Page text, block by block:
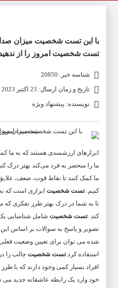
با این تست شخصیت میزان
تست شخصیت امروز را از
شناسه خبر: 20850
تاریخ و زمان ارسال: 23 اکتبر 2023 ساعت 10:55
نویسنده: پیشنهاد ویژه
ابزارهای ارزشمندی هستند که به ما
ما را منحصر به فرد می‌کند بهتر درک
ما کمک کنند تا نقاط قوت، ضعف،
کنیم. تست شخصیت ابزاری است
تا به شما در درک بهتر طرز تفکری
کند. تست شخصیت شامل شناسایی
تصویر و پاسخ به سوالات بر اساس
شده می توان برای تعیین وضعیت
استفاده کرد.تست شخصیت جالب را
افراد بسیار کمی وجود دارند که با
خود وارد یک رابطه عاشقانه جدید می